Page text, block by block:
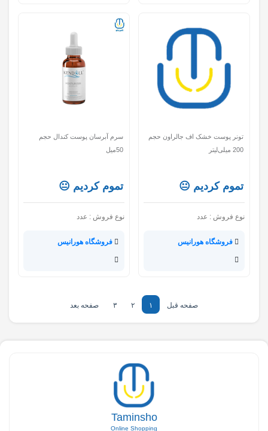
تونر پوست خشک اف جالراون حجم
200 میلی‌لیتر
تموم کردیم 😐
نوع فروش : عدد
فروشگاه هورانیس
سرم آبرسان پوست کندال حجم
50میل
تموم کردیم 😐
نوع فروش : عدد
فروشگاه هورانیس
صفحه قبل ۱ ۲ ۳ صفحه بعد
Taminsho
Online Shopping